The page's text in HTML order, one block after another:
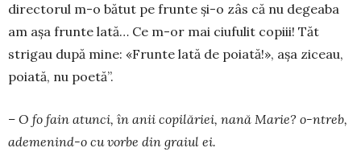
directorul m-o bătut pe frunte și-o zâs că nu degeaba
am așa frunte lată… Ce m-or mai ciufulit copiii! Tăt
strigau după mine: «Frunte lată de poiată!», așa ziceau,
poiată, nu poetă”.
– O fo fain atunci, în anii copilăriei, nană Marie? o-ntreb,
ademenind-o cu vorbe din gra­iul ei.